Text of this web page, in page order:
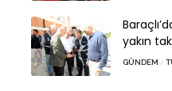
yakın
GÜNDEM